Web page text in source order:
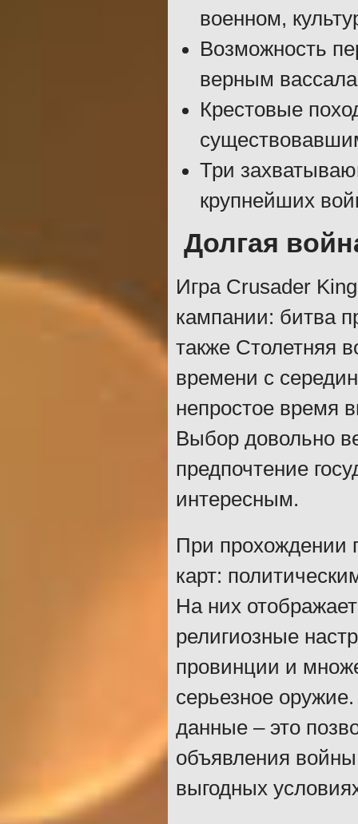
военном,
Возможность
верным
Крестовые
Три
крупнейших
Долгая
Игра Crusader
кампании: битва
также Столетняя
времени с
непростое время
Выбор довольно
предпочтение
интересным.
При прохождении
карт:
На них
религиозные
провинции и
серьезное
данные – это
объявления
выгодных